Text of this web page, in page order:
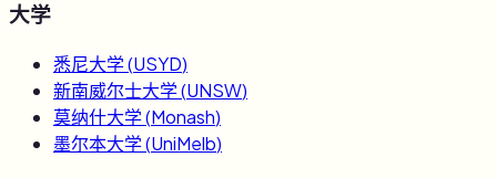
大学
悉尼大学(USYD)
新南威尔士大学(UNSW)
莫纳什大学(Monash)
墨尔本大学(UniMelb)